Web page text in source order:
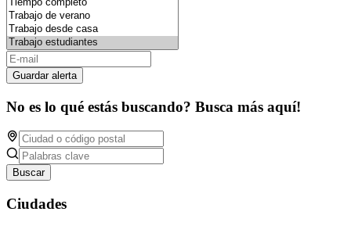
Guardar alerta
No es lo qué estás buscando? Busca más aquí!
Buscar
Ciudades